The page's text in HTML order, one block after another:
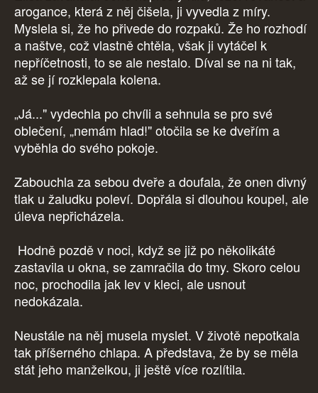
arogance, která z něj čišela, ji vyvedla z míry.
Myslela si, že ho přivede do rozpaků. Že ho rozhodí
a naštve, což vlastně chtěla, však ji vytáčel k
nepříčetnosti, to se ale nestalo. Díval se na ni tak,
až se jí rozklepala kolena.
„Já..." vydechla po chvíli a sehnula se pro své
oblečení, „nemám hlad!" otočila se ke dveřím a
vyběhla do svého pokoje.
Zabouchla za sebou dveře a doufala, že onen divný
tlak u žaludku poleví. Dopřála si dlouhou koupel, ale
úleva nepřicházela.
Hodně pozdě v noci, když se již po několikáté
zastavila u okna, se zamračila do tmy. Skoro celou
noc, prochodila jak lev v kleci, ale usnout
nedokázala.
Neustále na něj musela myslet. V životě nepotkala
tak příšerného chlapa. A představa, že by se měla
stát jeho manželkou, ji ještě více rozlítila.